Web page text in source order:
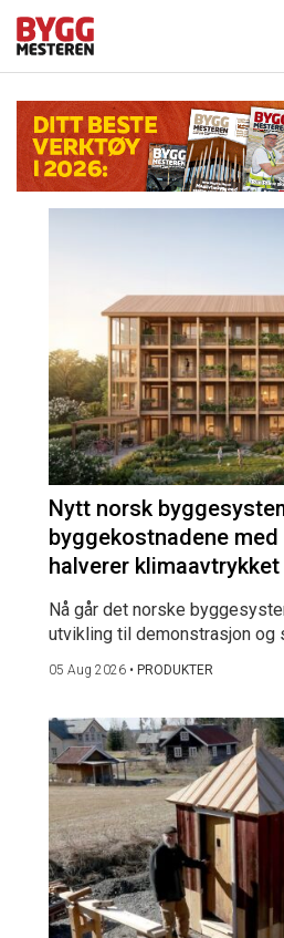
Nytt norsk
byggekostnadene
halverer klimaavtrykket
Nå går det norske
utvikling til demonstrasjon og
05 Aug 2026 • PRODUKTER